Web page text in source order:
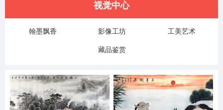
视觉中心
翰墨飘香 影像工坊 工美艺术
藏品鉴赏